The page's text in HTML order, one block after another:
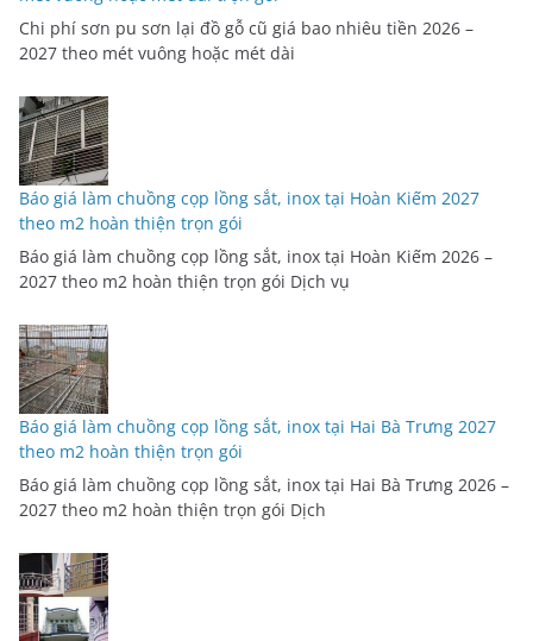
Chi phí sơn pu sơn lại đồ gỗ cũ giá bao nhiêu tiền 2026 –
2027 theo mét vuông hoặc mét dài
Báo giá làm chuồng cọp lồng sắt, inox tại Hoàn Kiếm 2027
theo m2 hoàn thiện trọn gói
Báo giá làm chuồng cọp lồng sắt, inox tại Hoàn Kiếm 2026 –
2027 theo m2 hoàn thiện trọn gói Dịch vụ
Báo giá làm chuồng cọp lồng sắt, inox tại Hai Bà Trưng 2027
theo m2 hoàn thiện trọn gói
Báo giá làm chuồng cọp lồng sắt, inox tại Hai Bà Trưng 2026 –
2027 theo m2 hoàn thiện trọn gói Dịch